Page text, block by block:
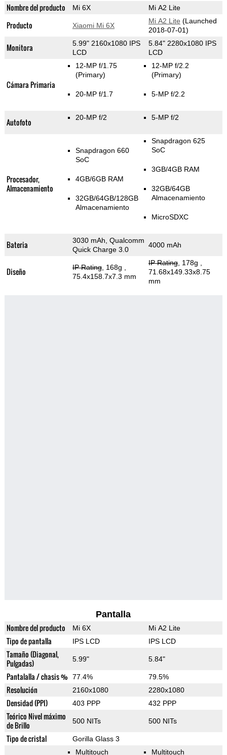
Nombre del producto Mi 6X Mi A2 Lite
Producto Xiaomi Mi 6X
Mi A2 Lite (Launched
2018-07-01)
Monitora
5.99" 2160x1080 IPS
LCD
5.84" 2280x1080 IPS
LCD
Cámara Primaria
12-MP f/1.75
(Primary)
20-MP f/1.7
12-MP f/2.2
(Primary)
5-MP f/2.2
Autofoto 20-MP f/2 5-MP f/2
Procesador,
Almacenamiento
Snapdragon 660
SoC
4GB/6GB RAM
32GB/64GB/128GB
Almacenamiento
Snapdragon 625
SoC
3GB/4GB RAM
32GB/64GB
Almacenamiento
MicroSDXC
Bateria
3030 mAh, Qualcomm
Quick Charge 3.0
4000 mAh
Diseño IP Rating, 168g
75.4x158.7x7.3 mm
IP Rating, 178g
71.68x149.33x8.75
mm
Pantalla
Nombre del producto Mi 6X Mi A2 Lite
Tipo de pantalla IPS LCD IPS LCD
Tamaño (Diagonal,
Pulgadas)
5.99" 5.84"
Pantalalla / chasis % 77.4% 79.5%
Resolución 2160x1080 2280x1080
Densidad (PPI) 403 PPP 432 PPP
Teórico Nivel máximo
de Brillo
500 NITs 500 NITs
Tipo de cristal
Gorilla Glass 3
Multitouch
Multitouch